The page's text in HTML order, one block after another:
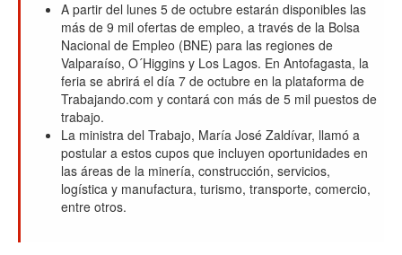
A partir del lunes 5 de octubre estarán disponibles las
más de 9 mil ofertas de empleo, a través de la Bolsa
Nacional de Empleo (BNE) para las regiones de
Valparaíso, O´Higgins y Los Lagos. En Antofagasta, la
feria se abrirá el día 7 de octubre en la plataforma de
Trabajando.com y contará con más de 5 mil puestos de
trabajo.
La ministra del Trabajo, María José Zaldívar, llamó a
postular a estos cupos que incluyen oportunidades en
las áreas de la minería, construcción, servicios,
logística y manufactura, turismo, transporte, comercio,
entre otros.